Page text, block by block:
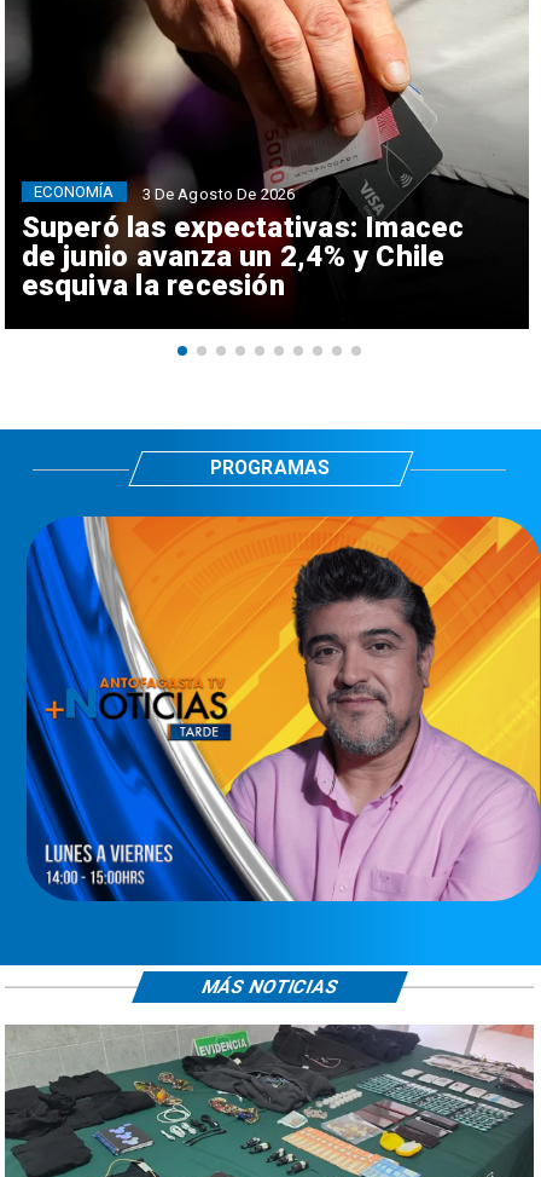
Superó las expectativas: Imacec
de junio avanza un 2,4% y Chile
esquiva la recesión
ECONOMÍA 3 De Agosto De 2026
PROGRAMAS
MÁS NOTICIAS